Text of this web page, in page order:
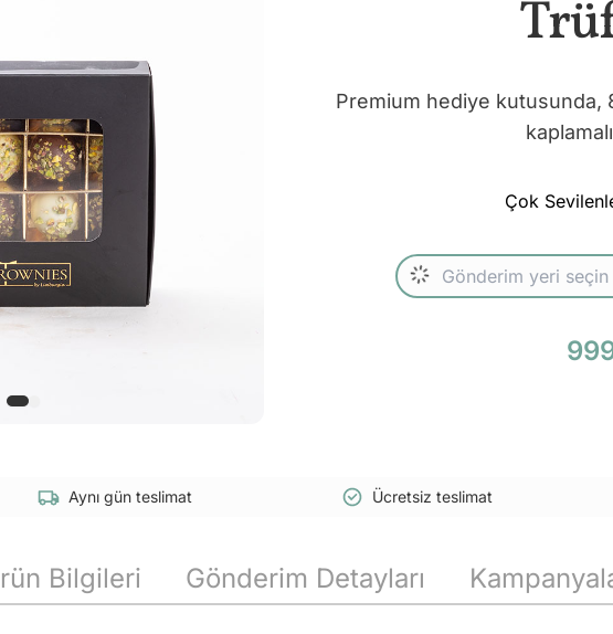
Premium hediye kutusunda,
Çok
Aynı gün teslimat Ücretsiz teslimat
Bilgileri Gönderim Detayları